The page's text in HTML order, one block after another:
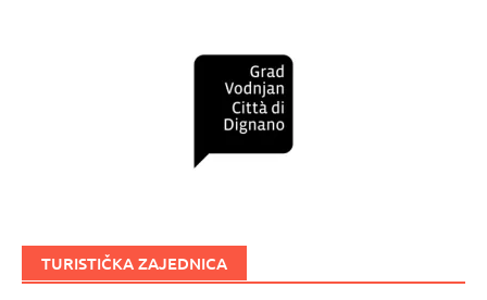
TURISTIČKA ZAJEDNICA